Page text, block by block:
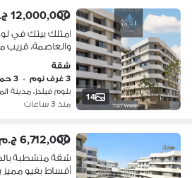
14
12,000,000 ج.م
امتلك بيتك في
والعاصمة، قريب
ومدينتي وطريق
وسط اللاندسكيب
شقة
3 غرف نوم
• 3 حمامات
بلوم فيلدز، مدينة
منذ 3 ساعات
6,712,000 ج.م
شقة متشطبة
أقساط بفيو